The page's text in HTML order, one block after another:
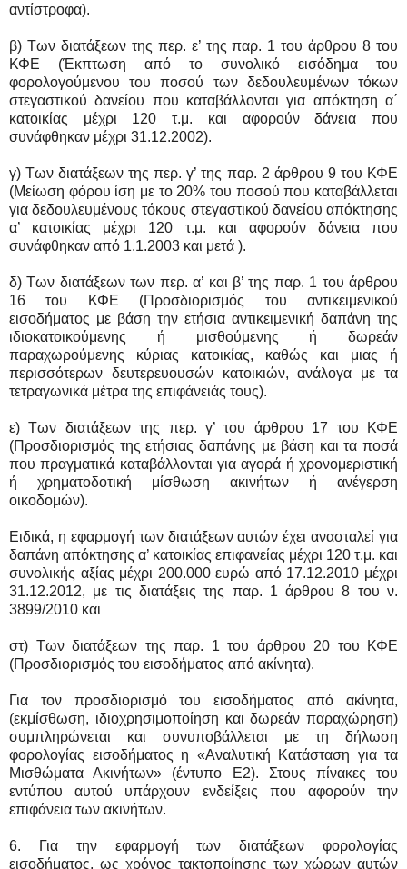
αντίστροφα).
β) Των διατάξεων της περ. ε’ της παρ. 1 του άρθρου 8 του
ΚΦΕ (Έκπτωση από το συνολικό εισόδημα του
φορολογούμενου του ποσού των δεδουλευμένων τόκων
στεγαστικού δανείου που καταβάλλονται για απόκτηση α΄
κατοικίας μέχρι 120 τ.μ. και αφορούν δάνεια που
συνάφθηκαν μέχρι 31.12.2002).
γ) Των διατάξεων της περ. γ’ της παρ. 2 άρθρου 9 του ΚΦΕ
(Μείωση φόρου ίση με το 20% του ποσού που καταβάλλεται
για δεδουλευμένους τόκους στεγαστικού δανείου απόκτησης
α’ κατοικίας μέχρι 120 τ.μ. και αφορούν δάνεια που
συνάφθηκαν από 1.1.2003 και μετά ).
δ) Των διατάξεων των περ. α’ και β’ της παρ. 1 του άρθρου
16 του ΚΦΕ (Προσδιορισμός του αντικειμενικού
εισοδήματος με βάση την ετήσια αντικειμενική δαπάνη της
ιδιοκατοικούμενης ή μισθούμενης ή δωρεάν
παραχωρούμενης κύριας κατοικίας, καθώς και μιας ή
περισσότερων δευτερευουσών κατοικιών, ανάλογα με τα
τετραγωνικά μέτρα της επιφάνειάς τους).
ε) Των διατάξεων της περ. γ’ του άρθρου 17 του ΚΦΕ
(Προσδιορισμός της ετήσιας δαπάνης με βάση και τα ποσά
που πραγματικά καταβάλλονται για αγορά ή χρονομεριστική
ή χρηματοδοτική μίσθωση ακινήτων ή ανέγερση
οικοδομών).
Ειδικά, η εφαρμογή των διατάξεων αυτών έχει ανασταλεί για
δαπάνη απόκτησης α’ κατοικίας επιφανείας μέχρι 120 τ.μ. και
συνολικής αξίας μέχρι 200.000 ευρώ από 17.12.2010 μέχρι
31.12.2012, με τις διατάξεις της παρ. 1 άρθρου 8 του ν.
3899/2010 και
στ) Των διατάξεων της παρ. 1 του άρθρου 20 του ΚΦΕ
(Προσδιορισμός του εισοδήματος από ακίνητα).
Για τον προσδιορισμό του εισοδήματος από ακίνητα,
(εκμίσθωση, ιδιοχρησιμοποίηση και δωρεάν παραχώρηση)
συμπληρώνεται και συνυποβάλλεται με τη δήλωση
φορολογίας εισοδήματος η «Αναλυτική Κατάσταση για τα
Μισθώματα Ακινήτων» (έντυπο Ε2). Στους πίνακες του
εντύπου αυτού υπάρχουν ενδείξεις που αφορούν την
επιφάνεια των ακινήτων.
6. Για την εφαρμογή των διατάξεων φορολογίας
εισοδήματος, ως χρόνος τακτοποίησης των χώρων αυτών